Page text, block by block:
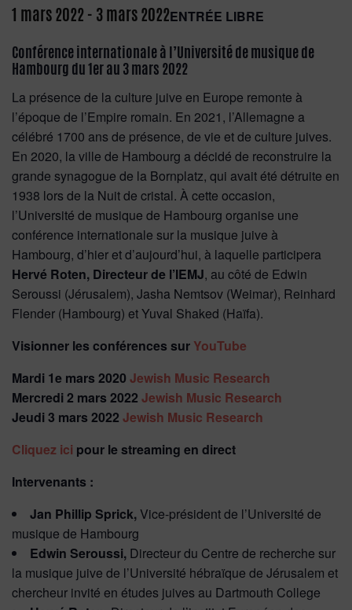
1 mars 2022 - 3 mars 2022ENTRÉE LIBRE
Conférence internationale à l’Université de musique de
Hambourg du 1er au 3 mars 2022
La présence de la culture juive en Europe remonte à
l’époque de l’Empire romain. En 2021, l’Allemagne a
célébré 1700 ans de présence, de vie et de culture juives.
En 2020, la ville de Hambourg a décidé de reconstruire la
grande synagogue de la Bornplatz, qui avait été détruite en
1938 lors de la Nuit de cristal. À cette occasion,
l’Université de musique de Hambourg organise une
conférence internationale sur la musique juive à
Hambourg, d’hier et d’aujourd’hui, à laquelle participera
Hervé Roten, Directeur de l’IEMJ, au côté de Edwin
Seroussi (Jérusalem), Jasha Nemtsov (Weimar), Reinhard
Flender (Hambourg) et Yuval Shaked (Haïfa).
Visionner les conférences sur YouTube
Mardi 1e mars 2020 Jewish Music Research
Mercredi 2 mars 2022 Jewish Music Research
Jeudi 3 mars 2022 Jewish Music Research
Cliquez ici pour le streaming en direct
Intervenants :
Jan Phillip Sprick,Vice-président de l’Université de
musique de Hambourg
Edwin Seroussi, Directeur du Centre de recherche sur
la musique juive de l’Université hébraïque de Jérusalem et
chercheur invité en études juives au Dartmouth College